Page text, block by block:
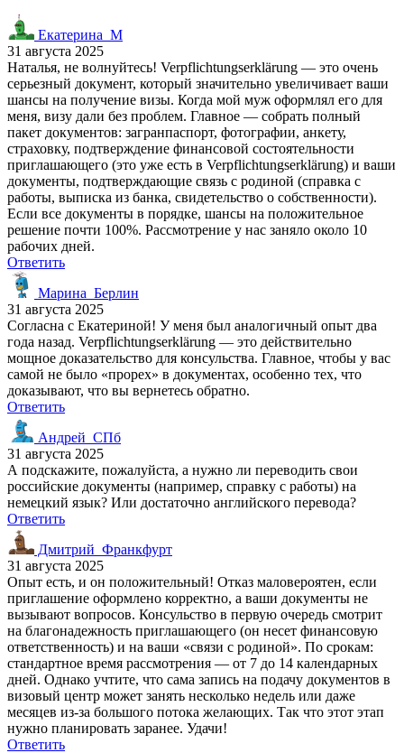
Екатерина_М
31 августа 2025
Наталья, не волнуйтесь! Verpflichtungserklärung — это очень
серьезный документ, который значительно увеличивает ваши
шансы на получение визы. Когда мой муж оформлял его для
меня, визу дали без проблем. Главное — собрать полный
пакет документов: загранпаспорт, фотографии, анкету,
страховку, подтверждение финансовой состоятельности
приглашающего (это уже есть в Verpflichtungserklärung) и ваши
документы, подтверждающие связь с родиной (справка с
работы, выписка из банка, свидетельство о собственности).
Если все документы в порядке, шансы на положительное
решение почти 100%. Рассмотрение у нас заняло около 10
рабочих дней.
Ответить
Марина_Берлин
31 августа 2025
Согласна с Екатериной! У меня был аналогичный опыт два
года назад. Verpflichtungserklärung — это действительно
мощное доказательство для консульства. Главное, чтобы у вас
самой не было «прорех» в документах, особенно тех, что
доказывают, что вы вернетесь обратно.
Ответить
Андрей_СПб
31 августа 2025
А подскажите, пожалуйста, а нужно ли переводить свои
российские документы (например, справку с работы) на
немецкий язык? Или достаточно английского перевода?
Ответить
Дмитрий_Франкфурт
31 августа 2025
Опыт есть, и он положительный! Отказ маловероятен, если
приглашение оформлено корректно, а ваши документы не
вызывают вопросов. Консульство в первую очередь смотрит
на благонадежность приглашающего (он несет финансовую
ответственность) и на ваши «связи с родиной». По срокам:
стандартное время рассмотрения — от 7 до 14 календарных
дней. Однако учтите, что сама запись на подачу документов в
визовый центр может занять несколько недель или даже
месяцев из-за большого потока желающих. Так что этот этап
нужно планировать заранее. Удачи!
Ответить